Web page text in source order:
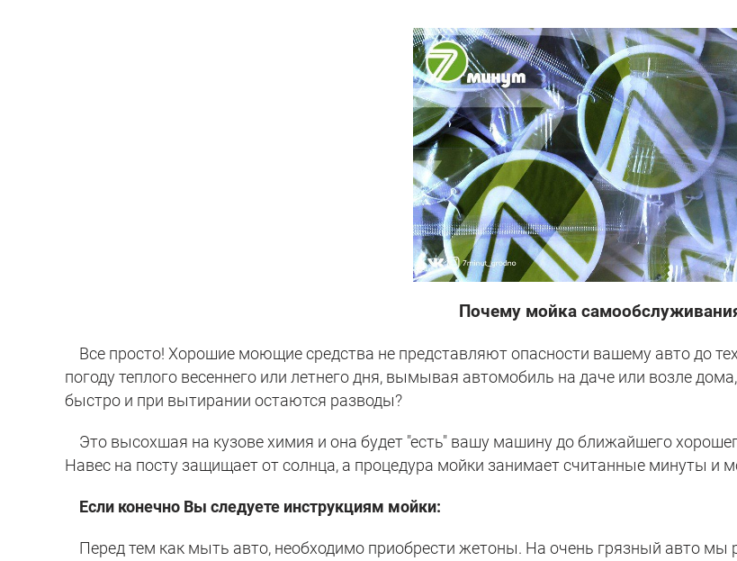
Почему мойка
Все просто! Хорошие моющие средства не представляют опасности вашему авто до
погоду теплого весеннего или летнего дня, вымывая автомобиль на даче или возле
быстро и при вытирании остаются разводы?
Это высохшая на кузове химия и она будет "есть" вашу машину до ближайшего
Навес на посту защищает от солнца, а процедура мойки занимает считанные минуты
Если конечно Вы следуете инструкциям мойки:
Перед тем как мыть авто, необходимо приобрести жетоны. На очень грязный авто мы